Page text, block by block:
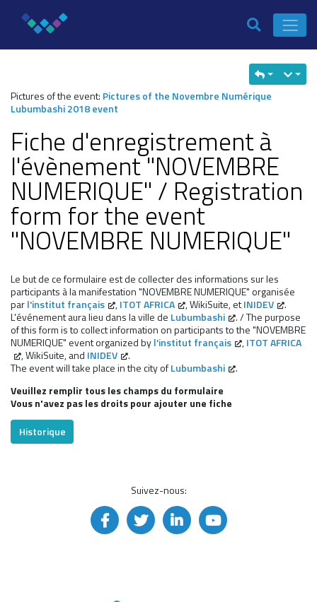
Pictures of the event: Pictures of the Novembre Numérique
Lubumbashi 2018 event
Fiche d'enregistrement à
l'évènement "NOVEMBRE
NUMERIQUE" / Registration
form for the event
"NOVEMBRE NUMERIQUE"
Le but de ce formulaire est de collecter des informations sur les
participants à la manifestation "NOVEMBRE NUMERIQUE" organisée
parl'institut français ,ITOT AFRICA , WikiSuite, etINIDEV
.
L'événement aura lieu dans la ville de Lubumbashi
. / The purpose
of this form is to collect information on participants to the "NOVEMBRE
NUMERIQUE" event organized byl'institut français ,ITOT AFRICA
, WikiSuite, and INIDEV
.
The event will take place in the city ofLubumbashi
.
Veuillez remplir tous les champs du formulaire
Vous n'avez pas les droits pour ajouter une fiche
Historique
Suivez-nous: